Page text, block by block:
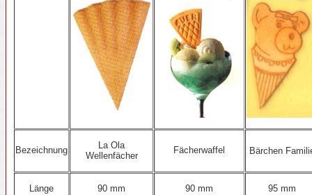
Bezeichnung
La Ola
Wellenfächer
Fächerwaffel Bärchen
Länge 90 mm 90 mm 95 mm